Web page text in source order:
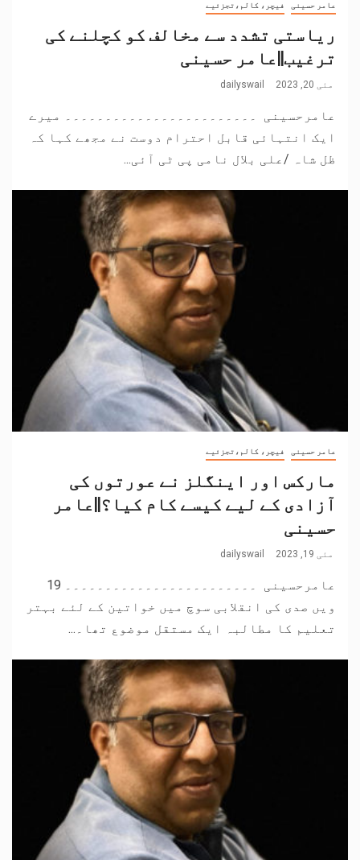
عامر حسینی فیچر، کالم،تجزئیے
ریاستی تشدد سے مخالف کو کچلنے کی
ترغیب||عامر حسینی
مئی 20, 2023 dailyswail
عامرحسینی ۔۔۔۔۔۔۔۔۔۔۔۔۔۔۔۔۔۔۔۔۔۔۔۔ میرے
ایک انتہائی قابل احترام دوست نے مجھے کہا کہ
ظل شاہ /علی بلال نامی پی ٹی آئی...
عامر حسینی فیچر، کالم،تجزئیے
مارکس اور اینگلز نے عورتوں کی
آزادی کے لیے کیسے کام کیا؟||عامر
حسینی
مئی 19, 2023 dailyswail
عامرحسینی ۔۔۔۔۔۔۔۔۔۔۔۔۔۔۔۔۔۔۔۔۔۔۔۔ 19
ویں صدی کی انقلابی سوچ میں خواتین کے لئے بہتر
تعلیم کا مطالبہ ایک مستقل موضوع تھا۔...